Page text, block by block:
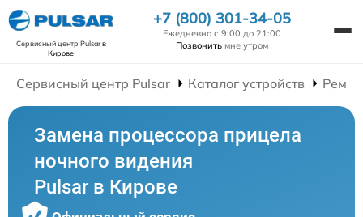
Сервисный центр Pulsarв
Кирове
+7 (800) 301-34-05
Ежедневно с 9:00 до 21:00
Позвонить мне утром
Сервисный центр Pulsar Каталог устройств
Замена процессора прицела
ночного видения
Pulsar в Кирове